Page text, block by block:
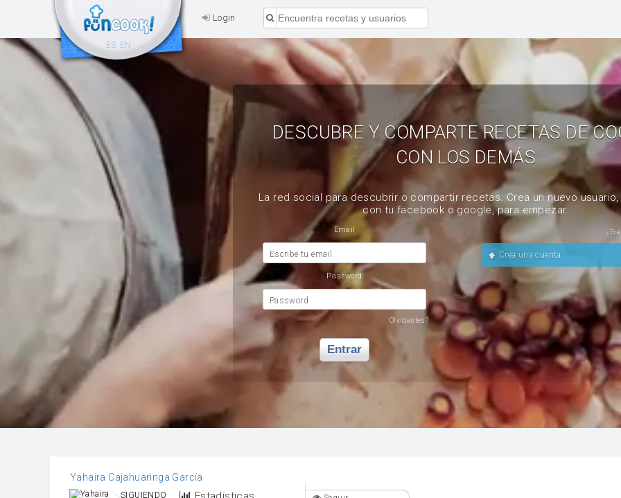
Login
ES EN
DESCUBRE Y COMPARTE RECETAS DE
CON LOS DEMÁS
La red social para descubrir o compartir recetas. Crea un nuevo
con tu facebook o google, para empezar.
Email
Escribe tu email
Password
Password
Olvidastes?
Entrar
Crea una cuenta
Yahaira Cajahuaringa García
SIGUIENDO